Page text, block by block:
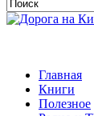
Главная
Книги
Полезное